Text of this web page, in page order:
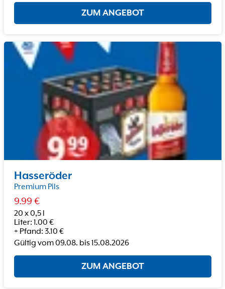
ZUM ANGEBOT
Hasseröder
Premium Pils
9.99 €
20 x 0,5 l
Liter: 1.00 €
+ Pfand: 3.10 €
Gültig vom09.08. bis15.08.2026
ZUM ANGEBOT